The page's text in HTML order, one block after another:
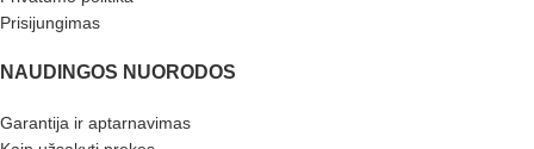
Prisijungimas
NAUDINGOS NUORODOS
Garantija ir aptarnavimas